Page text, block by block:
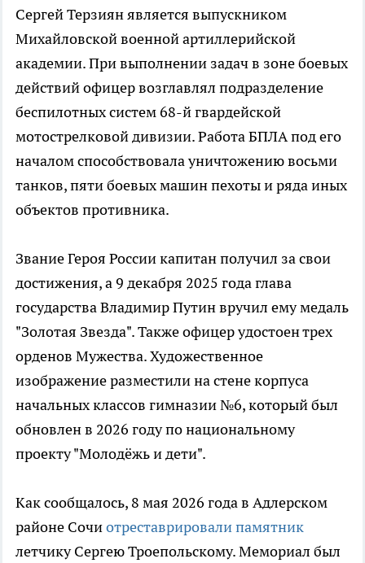
Сергей Терзиян является выпускником
Михайловской военной артиллерийской
академии. При выполнении задач в зоне боевых
действий офицер возглавлял подразделение
беспилотных систем 68-й гвардейской
мотострелковой дивизии. Работа БПЛА под его
началом способствовала уничтожению восьми
танков, пяти боевых машин пехоты и ряда иных
объектов противника.
Звание Героя России капитан получил за свои
достижения, а 9 декабря 2025 года глава
государства Владимир Путин вручил ему медаль
"Золотая Звезда". Также офицер удостоен трех
орденов Мужества. Художественное
изображение разместили на стене корпуса
начальных классов гимназии №6, который был
обновлен в 2026 году по национальному
проекту "Молодёжь и дети".
Как сообщалось, 8 мая 2026 года в Адлерском
районе Сочиотреставрировали памятник
летчику Сергею Троепольскому. Мемориал был